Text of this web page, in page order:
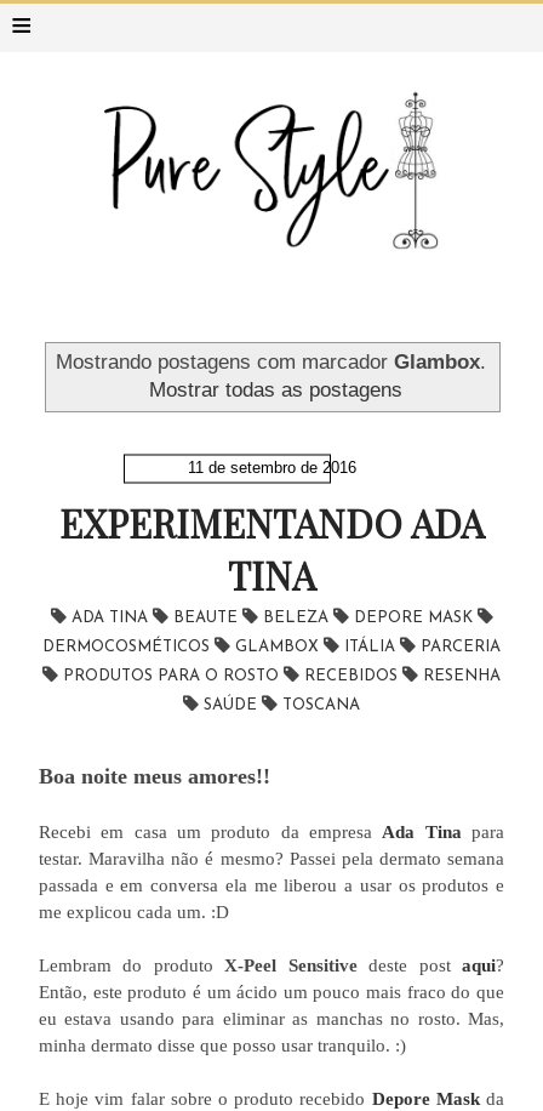
≡
Mostrando postagens com marcadorGlambox.
Mostrar todas as postagens
11 de setembro de 2016
EXPERIMENTANDO ADA
TINA
ADA TINA BEAUTE BELEZA
DEPORE MASK
DERMOCOSMÉTICOS
GLAMBOX ITÁLIA
PARCERIA
PRODUTOS PARA O ROSTO
RECEBIDOS
RESENHA
SAÚDE
TOSCANA
Boa noite meus amores!!
Recebi em casa um produto da empresa Ada Tinapara
testar. Maravilha não é mesmo? Passei pela dermato semana
passada e em conversa ela me liberou a usar os produtos e
me explicou cada um. :D
Lembram do produtoX-Peel Sensitivedeste postaqui?
Então, este produto é um ácido um pouco mais fraco do que
eu estava usando para eliminar as manchas no rosto. Mas,
minha dermato disse que posso usar tranquilo. :)
E hoje vim falar sobre o produto recebido Depore Mask da